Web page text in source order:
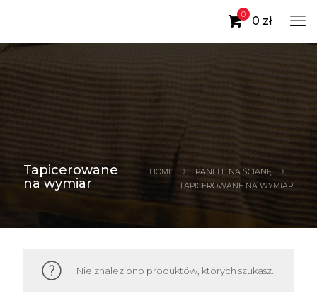
0 0 zł
Tapicerowane
na wymiar
HOME
PANELE NA ŚCIANĘ
TAPICEROWANE NA WYMIAR
Nie znaleziono produktów, których szukasz.